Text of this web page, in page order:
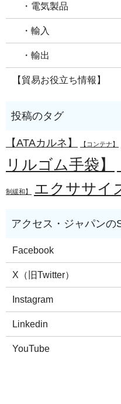
・電気製品
・輸入
・輸出
【貿易お役立ち情報】
【ATAカルネ】 【コンテナ】
リルゴム手袋】
制緩和】 エクササイ
Facebook
X（旧Twitter）
Instagram
Linkedin
YouTube